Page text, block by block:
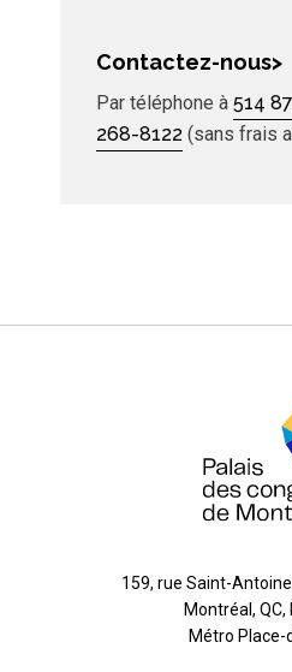
Contactez-nous>
Par téléphone à 514
268-8122 (sans frais
159, rue Saint-
Montréal , QC,
Métro Place-